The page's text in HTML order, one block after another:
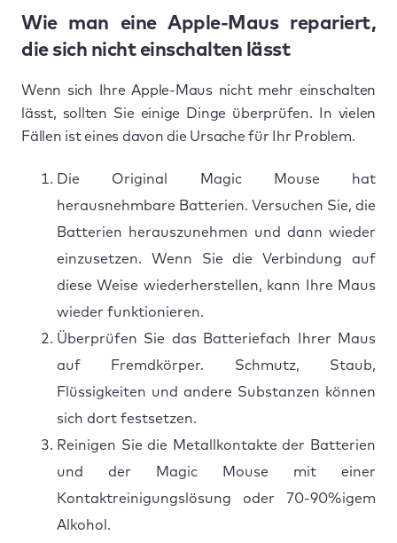
Wie man eine Apple-Maus repariert,
die sich nicht einschalten lässt
Wenn sich Ihre Apple-Maus nicht mehr einschalten
lässt, sollten Sie einige Dinge überprüfen. In vielen
Fällen ist eines davon die Ursache für Ihr Problem.
Die Original Magic Mouse hat
herausnehmbare Batterien. Versuchen Sie, die
Batterien herauszunehmen und dann wieder
einzusetzen. Wenn Sie die Verbindung auf
diese Weise wiederherstellen, kann Ihre Maus
wieder funktionieren.
Überprüfen Sie das Batteriefach Ihrer Maus
auf Fremdkörper. Schmutz, Staub,
Flüssigkeiten und andere Substanzen können
sich dort festsetzen.
Reinigen Sie die Metallkontakte der Batterien
und der Magic Mouse mit einer
Kontaktreinigungslösung oder 70-90%igem
Alkohol.